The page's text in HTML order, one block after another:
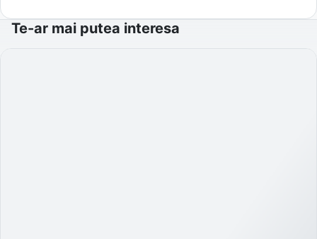
Te-ar mai putea interesa